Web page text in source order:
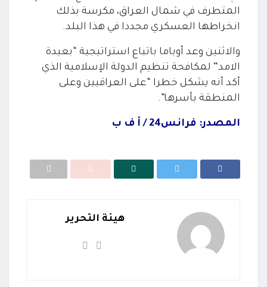
المتطرف في شمال العراق، مكرسة بذلك
انخراطها العسكري مجددا في هذا البلد.
والاثنين وعد أوباما باتباع استراتيجية “بعيدة
الامد” لمكافحة تنظيم الدولة الإسلامية الذي
أكد أنه يشكل خطرا “على العراقيين وعلى
المنطقة بأسرها“.
المصدر: فرانس24 / أ ف ب
هيئة التحرير